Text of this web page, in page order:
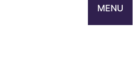
MENU